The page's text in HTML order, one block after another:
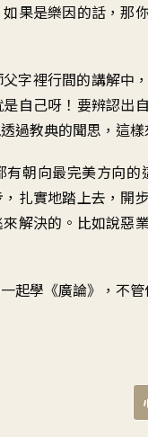
果是樂因的話，那
字裡行間的講解中
自己呀！要辨認出
過教典的聞思，這
朝向最完美方向
扎實地踏上去，開
解決的。比如說惡
起學《廣論》，不